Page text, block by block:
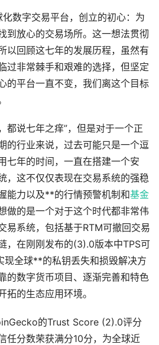
数字交易平台，创立的初心：为
到放心的交易场所。这一想法贯彻
以回顾这七年的发展历程，虽然有
过非常棘手和艰难的选择，但坚定
的平台一直不变，我们离这个目标
都说七年之痒”，但是对于一个正
的行业来说，过去可能只是一个逗
七年的时间，一直在搭建一个安
，这不仅仅表现在交易系统的强稳
能力以及**的行情预警机制和基金
做的是一个对于这个时代都非常伟
易系统，包括基于RTM可撤回交易
，在刚刚发布的(3).0版本中TPS可
现全球**的私钥丢失和损毁解决方
的数字货币项目、逐渐完善和特色
拓的生态应用环境。
的Trust Score (2).0评分
任分数荣获满分10分，为全球近